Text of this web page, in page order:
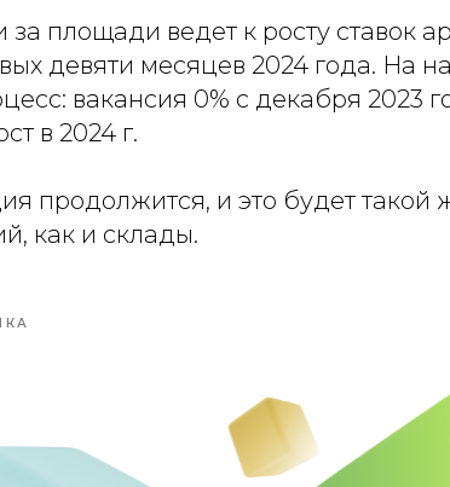
площади ведет к росту ставок
девяти месяцев 2024 года. На
вакансия 0% с декабря 2023
в 2024 г.
продолжится, и это будет такой
как и склады.